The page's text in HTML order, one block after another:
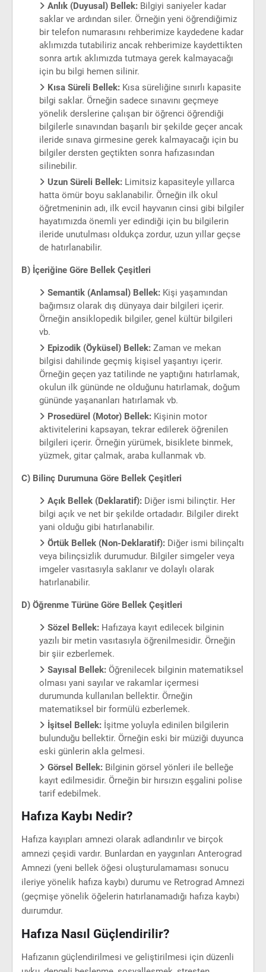
Anlık (Duyusal) Bellek: Bilgiyi saniyeler kadar
saklar ve ardından siler. Örneğin yeni öğrendiğimiz
bir telefon numarasını rehberimize kaydedene kadar
aklımızda tutabiliriz ancak rehberimize kaydettikten
sonra artık aklımızda tutmaya gerek kalmayacağı
için bu bilgi hemen silinir.
Kısa Süreli Bellek: Kısa süreliğine sınırlı kapasite
bilgi saklar. Örneğin sadece sınavını geçmeye
yönelik derslerine çalışan bir öğrenci öğrendiği
bilgilerle sınavından başarılı bir şekilde geçer ancak
ileride sınava girmesine gerek kalmayacağı için bu
bilgiler dersten geçtikten sonra hafızasından
silinebilir.
Uzun Süreli Bellek: Limitsiz kapasiteyle yıllarca
hatta ömür boyu saklanabilir. Örneğin ilk okul
öğretmeninin adı, ilk evcil hayvanın cinsi gibi bilgiler
hayatımızda önemli yer edindiği için bu bilgilerin
ileride unutulması oldukça zordur, uzun yıllar geçse
de hatırlanabilir.
B) İçeriğine Göre Bellek Çeşitleri
Semantik (Anlamsal) Bellek: Kişi yaşamından
bağımsız olarak dış dünyaya dair bilgileri içerir.
Örneğin ansiklopedik bilgiler, genel kültür bilgileri
vb.
Epizodik (Öyküsel) Bellek: Zaman ve mekan
bilgisi dahilinde geçmiş kişisel yaşantıyı içerir.
Örneğin geçen yaz tatilinde ne yaptığını hatırlamak,
okulun ilk gününde ne olduğunu hatırlamak, doğum
gününde yaşananları hatırlamak vb.
Prosedürel (Motor) Bellek: Kişinin motor
aktivitelerini kapsayan, tekrar edilerek öğrenilen
bilgileri içerir. Örneğin yürümek, bisiklete binmek,
yüzmek, gitar çalmak, araba kullanmak vb.
C) Bilinç Durumuna Göre Bellek Çeşitleri
Açık Bellek (Deklaratif): Diğer ismi bilinçtir. Her
bilgi açık ve net bir şekilde ortadadır. Bilgiler direkt
yani olduğu gibi hatırlanabilir.
Örtük Bellek (Non-Deklaratif): Diğer ismi bilinçaltı
veya bilinçsizlik durumudur. Bilgiler simgeler veya
imgeler vasıtasıyla saklanır ve dolaylı olarak
hatırlanabilir.
D) Öğrenme Türüne Göre Bellek Çeşitleri
Sözel Bellek: Hafızaya kayıt edilecek bilginin
yazılı bir metin vasıtasıyla öğrenilmesidir. Örneğin
bir şiir ezberlemek.
Sayısal Bellek: Öğrenilecek bilginin matematiksel
olması yani sayılar ve rakamlar içermesi
durumunda kullanılan bellektir. Örneğin
matematiksel bir formülü ezberlemek.
İşitsel Bellek: İşitme yoluyla edinilen bilgilerin
bulunduğu bellektir. Örneğin eski bir müziği duyunca
eski günlerin akla gelmesi.
Görsel Bellek: Bilginin görsel yönleri ile belleğe
kayıt edilmesidir. Örneğin bir hırsızın eşgalini polise
tarif edebilmek.
Hafıza Kaybı Nedir?
Hafıza kayıpları amnezi olarak adlandırılır ve birçok
amnezi çeşidi vardır. Bunlardan en yaygınları Anterograd
Amnezi (yeni bellek öğesi oluşturulamaması sonucu
ileriye yönelik hafıza kaybı) durumu ve Retrograd Amnezi
(geçmişe yönelik öğelerin hatırlanamadığı hafıza kaybı)
duırumdur.
Hafıza Nasıl Güçlendirilir?
Hafızanın güçlendirilmesi ve geliştirilmesi için düzenli